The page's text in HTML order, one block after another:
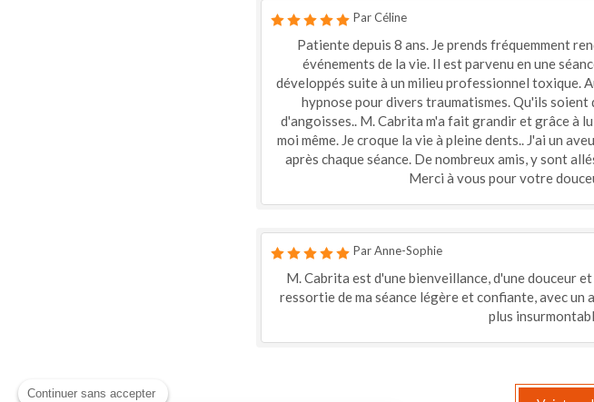
Par Céline
Patiente depuis 8 ans. Je prends fréquemment
événements de la vie. Il est parvenu en une
développés suite à un milieu professionnel toxique.
hypnose pour divers traumatismes. Qu'ils soient
d'angoisses.. M. Cabrita m'a fait grandir et grâce à
moi même. Je croque la vie à pleine dents.. J'ai un
après chaque séance. De nombreux amis, y sont
Merci à vous pour votre
Par Anne-Sophie
M. Cabrita est d'une bienveillance, d'une douceur
ressortie de ma séance légère et confiante, avec un
plus
Continuer sans accepter